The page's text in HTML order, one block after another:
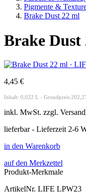
Pigmente &
Brake Dust 22 ml
Brake Dust
4,45 €
Inhalt: 0,022 L -
inkl. MwSt. zzgl.
lieferbar - Lieferzeit 2-6
in den Warenkorb
auf den Merkzettel
Produkt-Merkmale
ArtikelNr. LIFE LPW23